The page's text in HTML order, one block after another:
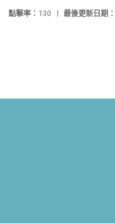
最後更新日期：
點擊率： 130 |